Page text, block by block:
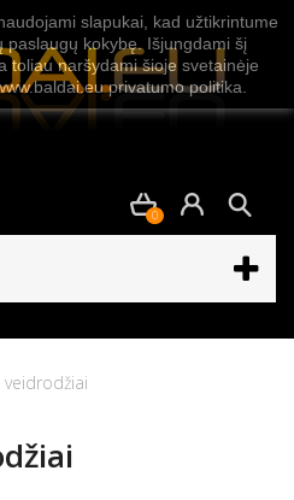
0
veidrodžiai
slapukai, kad užtikrintume
paslaugų kokybę. Išjungdami šį
toliau naršydami šioje svetainėje
privatumo politika.